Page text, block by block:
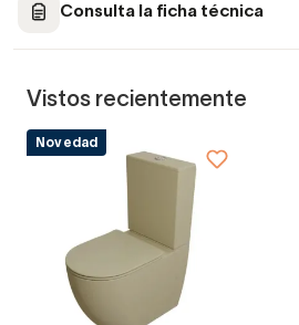
Consulta la ficha técnica
Vistos recientemente
Novedad